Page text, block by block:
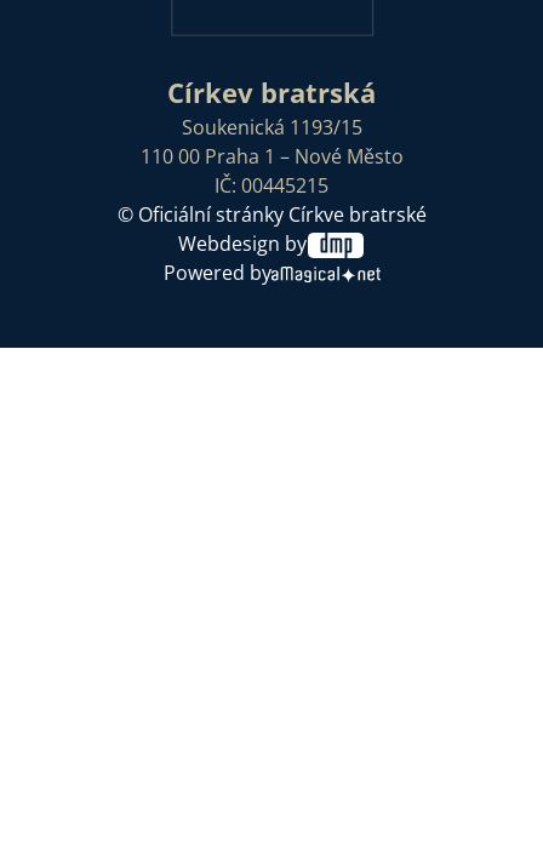
Církev bratrská
Soukenická 1193/15
110 00 Praha 1 – Nové Město
IČ: 00445215
© Oficiální stránky Církve bratrské
Webdesign by
Powered by